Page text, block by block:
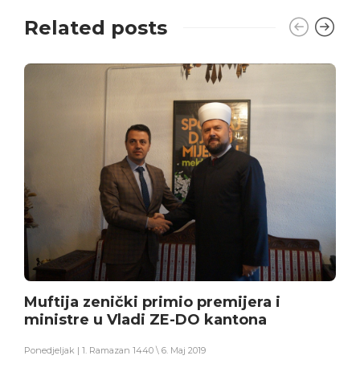
Related posts
Muftija zenički primio premijera i
ministre u Vladi ZE-DO kantona
Ponedjeljak | 1. Ramazan 1440 \ 6. Maj 2019